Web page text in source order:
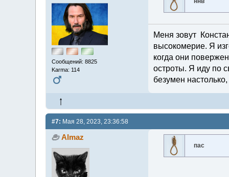
Сообщений: 8825
Karma: 114
Меня зовут
высокомерие. Я
когда они
остроты. Я иду по
безумен
#7: Мая 28, 2023, 23:36:58
Almaz
пас